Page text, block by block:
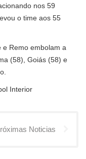
nos 59
o time aos 55
e Remo embolam a
(58), Goiás (58) e
Interior
Noticias